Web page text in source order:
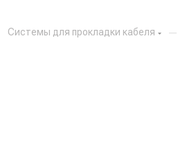
Системы для прокладки кабеля —